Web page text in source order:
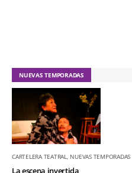
NUEVAS TEMPORADAS
CARTELERA TEATRAL NUEVAS TEMPORADAS
La escena invertida